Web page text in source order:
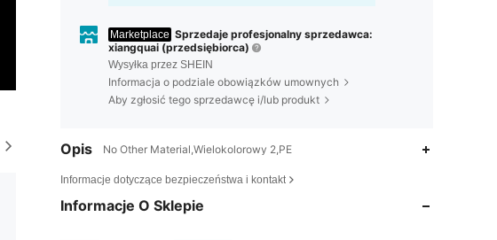
Marketplace Sprzedaje profesjonalny sprzedawca:
xiangquai (przedsiębiorca)
Wysyłka przez SHEIN
Informacja o podziale obowiązków umownych
Aby zgłosić tego sprzedawcę i/lub produkt
Opis No Other Material,Wielokolorowy 2,PE
Informacje dotyczące bezpieczeństwa i kontakt
Informacje O Sklepie
4,85 75 330
4,85 75